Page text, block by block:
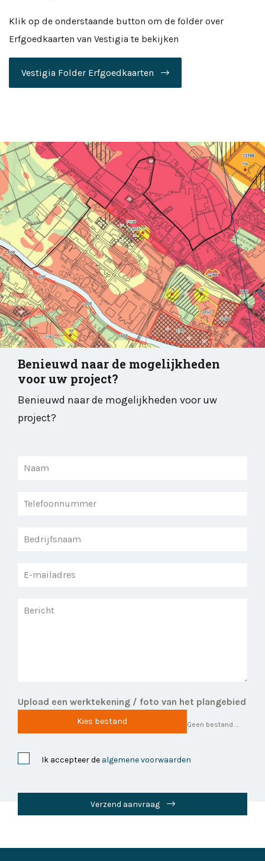
Klik op de onderstaande button om de folder over
Erfgoedkaarten van Vestigia te bekijken
Vestigia Folder Erfgoedkaarten
Benieuwd naar de mogelijkheden
voor uw project?
Benieuwd naar de mogelijkheden voor uw
project?
Upload een werktekening / foto van het plangebied
Kies bestand Geen bestand gekozen
Ik accepteer de algemene voorwaarden
Verzend aanvraag